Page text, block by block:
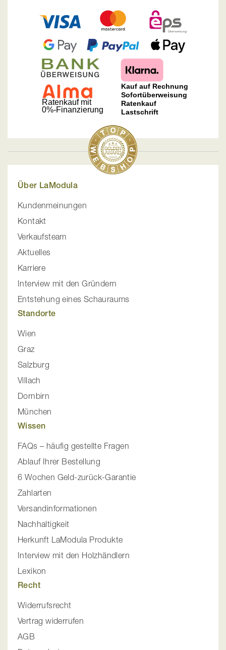
Über LaModula
Kundenmeinungen
Kontakt
Verkaufsteam
Aktuelles
Karriere
Interview mit den Gründern
Entstehung eines Schauraums
Standorte
Wien
Graz
Salzburg
Villach
Dornbirn
München
Wissen
FAQs – häufig gestellte Fragen
Ablauf Ihrer Bestellung
6 Wochen Geld-zurück-Garantie
Zahlarten
Versandinformationen
Nachhaltigkeit
Herkunft LaModula Produkte
Interview mit den Holzhändlern
Lexikon
Recht
Widerrufsrecht
Vertrag widerrufen
AGB